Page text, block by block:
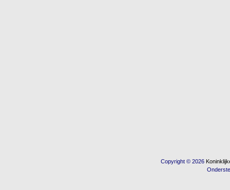
Copyright © 2026